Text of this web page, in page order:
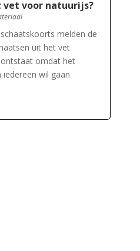
vet voor natuurijs?
melden de
uit het vet
omdat het
wil gaan